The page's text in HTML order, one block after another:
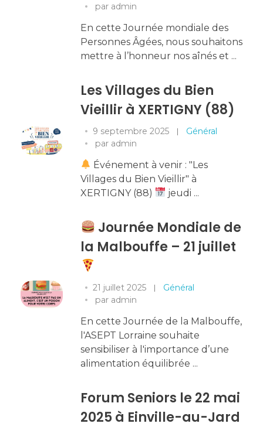
par admin
En cette Journée mondiale des
Personnes Âgées, nous souhaitons
mettre à l’honneur nos aînés et ...
Les Villages du Bien
Vieillir à XERTIGNY (88)
9 septembre 2025
Général
par admin
Événement à venir : "Les
Villages du Bien Vieillir" à
XERTIGNY (88)
jeudi ...
Journée Mondiale de
la Malbouffe – 21 juillet
21 juillet 2025
Général
par admin
En cette Journée de la Malbouffe,
l'ASEPT Lorraine souhaite
sensibiliser à l'importance d’une
alimentation équilibrée ...
Forum Seniors le 22 mai
2025 à Einville-au-Jard